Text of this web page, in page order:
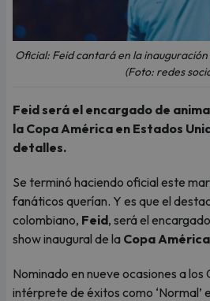
Oficial: Feid cantará en la
(Foto: redes
Feid será el encargado de
la Copa América en Estados
detalles.
Se terminó haciendo oficial este
fanáticos querían. Y es que el
colombiano, Feid, será el
show inaugural de la Copa
Nominado en nueve ocasiones a los
intérprete de éxitos como ‘Normal’